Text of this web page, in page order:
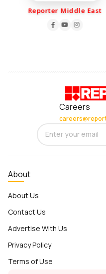
Reporter Middle East
Careers
About
About Us
Contact Us
Advertise With Us
Privacy Policy
Terms of Use